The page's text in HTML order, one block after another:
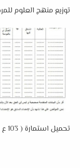
توزيع منهج العلوم
تحميل استمارة ( 103 ع ح ) للموظفين pdf جاهزة للطباعة